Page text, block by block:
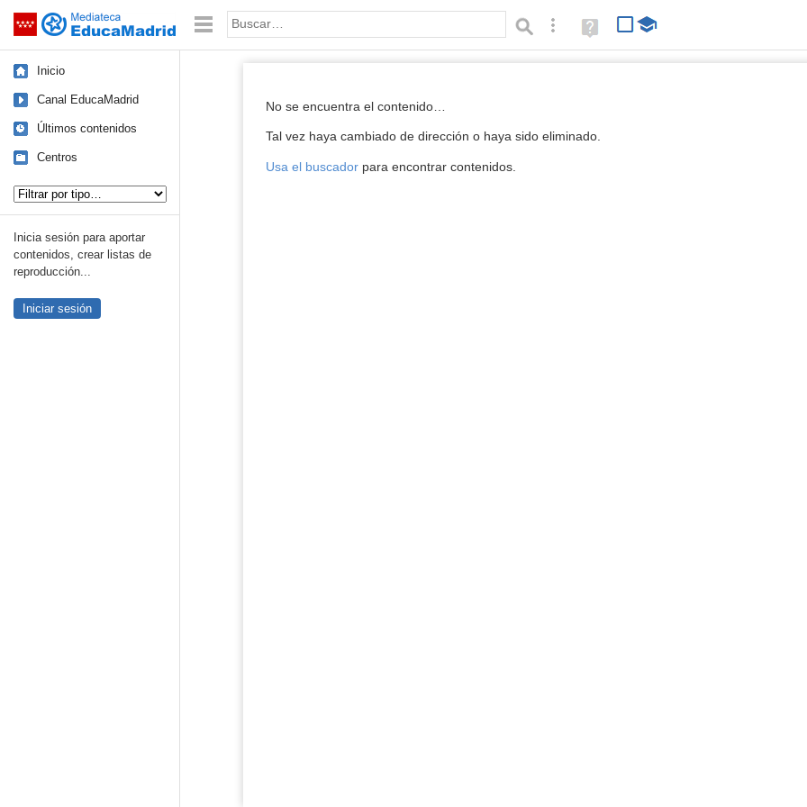
Saltar navegación Palabra o frase: Búsqueda avanzada
Ayuda
(en
Inicio
Canal EducaMadrid
Últimos contenidos
Centros
Inicia sesión para aportar
contenidos, crear listas de
reproducción...
Iniciar sesión
Reproductor de la Mediateca
No se encuentra el contenido…
Tal vez haya cambiado de dirección o haya sido eliminado.
Usa el buscadorpara encontrar contenidos.